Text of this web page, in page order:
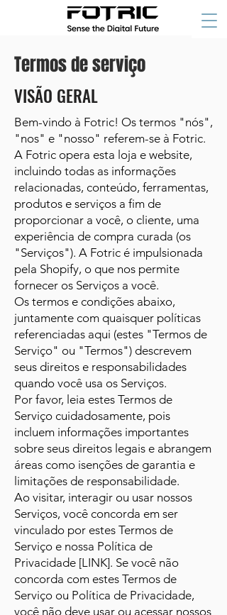
Termos de serviço
VISÃO GERAL
Bem-vindo à Fotric! Os termos "nós",
"nos" e "nosso" referem-se à Fotric.
A Fotric opera esta loja e website,
incluindo todas as informações
relacionadas, conteúdo, ferramentas,
produtos e serviços a fim de
proporcionar a você, o cliente, uma
experiência de compra curada (os
"Serviços"). A Fotric é impulsionada
pela Shopify, o que nos permite
fornecer os Serviços a você.
Os termos e condições abaixo,
juntamente com quaisquer políticas
referenciadas aqui (estes "Termos de
Serviço" ou "Termos") descrevem
seus direitos e responsabilidades
quando você usa os Serviços.
Por favor, leia estes Termos de
Serviço cuidadosamente, pois
incluem informações importantes
sobre seus direitos legais e abrangem
áreas como isenções de garantia e
limitações de responsabilidade.
Ao visitar, interagir ou usar nossos
Serviços, você concorda em ser
vinculado por estes Termos de
Serviço e nossa Política de
Privacidade [LINK]. Se você não
concorda com estes Termos de
Serviço ou Política de Privacidade,
você não deve usar ou acessar nossos